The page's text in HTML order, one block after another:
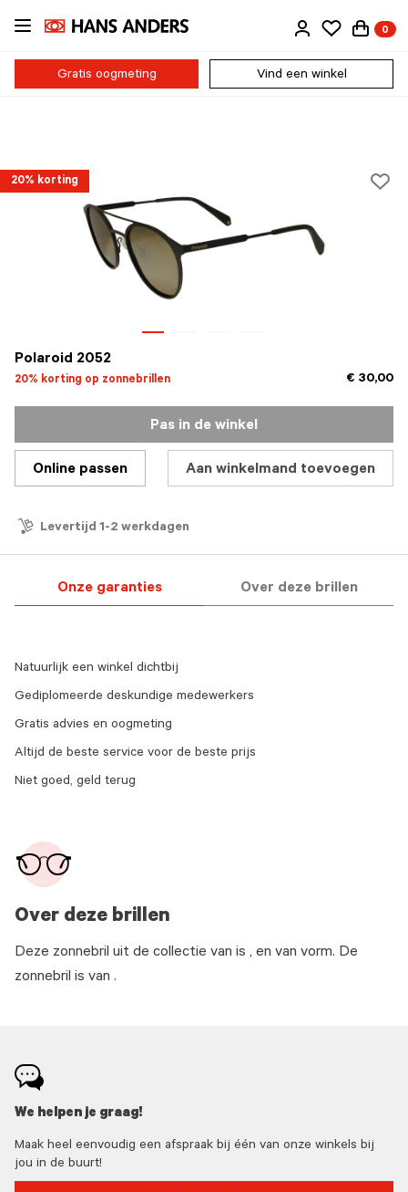
Ga
naar
inhoud
0
Gratis oogmeting Vind een winkel
20% korting
Polaroid 2052
20% korting op zonnebrillen € 30,00
Pas in de winkel
Online passen Aan winkelmand toevoegen
Levertijd 1-2 werkdagen
Onze garanties Over deze brillen
Over deze brillen
Deze zonnebril uit de collectie van is , en van vorm. De
zonnebril is van .
Natuurlijk een winkel dichtbij
Gediplomeerde deskundige medewerkers
Gratis advies en oogmeting
Altijd de beste service voor de beste prijs
Niet goed, geld terug
We helpen je graag!
Maak heel eenvoudig een afspraak bij één van onze winkels bij
jou in de buurt!